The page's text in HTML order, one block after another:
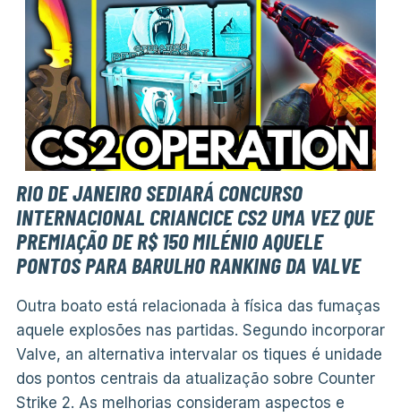
RIO DE JANEIRO SEDIARÁ CONCURSO
INTERNACIONAL CRIANCICE CS2 UMA VEZ QUE
PREMIAÇÃO DE R$ 150 MILÉNIO AQUELE
PONTOS PARA BARULHO RANKING DA VALVE
Outra boato está relacionada à física das fumaças
aquele explosões nas partidas. Segundo incorporar
Valve, an alternativa intervalar os tiques é unidade
dos pontos centrais da atualização sobre Counter
Strike 2. As melhorias consideram aspectos e